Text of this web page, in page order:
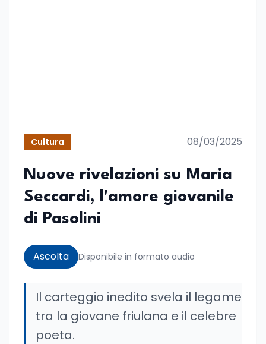
Cultura 08/03/2025
Nuove rivelazioni su Maria
Seccardi, l'amore giovanile
di Pasolini
Ascolta Disponibile in formato audio
Il carteggio inedito svela il legame
tra la giovane friulana e il celebre
poeta.